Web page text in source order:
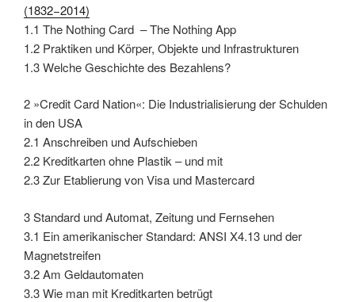
(1832−2014)
1.1 The Nothing Card – The Nothing App
1.2 Praktiken und Körper, Objekte und Infrastrukturen
1.3 Welche Geschichte des Bezahlens?
2 »Credit Card Nation«: Die Industrialisierung der Schulden
in den USA
2.1 Anschreiben und Aufschieben
2.2 Kreditkarten ohne Plastik – und mit
2.3 Zur Etablierung von Visa und Mastercard
3 Standard und Automat, Zeitung und Fernsehen
3.1 Ein amerikanischer Standard: ANSI X4.13 und der
Magnetstreifen
3.2 Am Geldautomaten
3.3 Wie man mit Kreditkarten betrügt